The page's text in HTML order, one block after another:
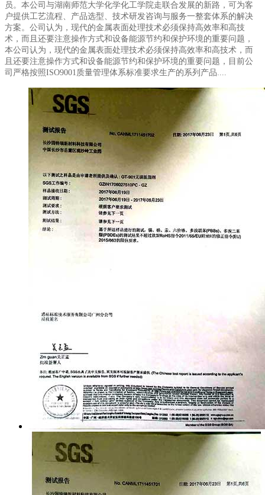
员。本公司与湖南师范大学化学化工学院走联合发展的新路，可为客
户提供工艺流程、产品选型、技术研发咨询与服务一整套体系的解决
方案。公司认为，现代的金属表面处理技术必须保持高效率和高技
术，而且还要注意操作方式和设备能源节约和保护环境的重要问题，
本公司认为，现代的金属表面处理技术必须保持高效率和高技术，而
且还要注意操作方式和设备能源节约和保护环境的重要问题，目前公
司严格按照ISO9001质量管理体系标准要求生产的系列产品....